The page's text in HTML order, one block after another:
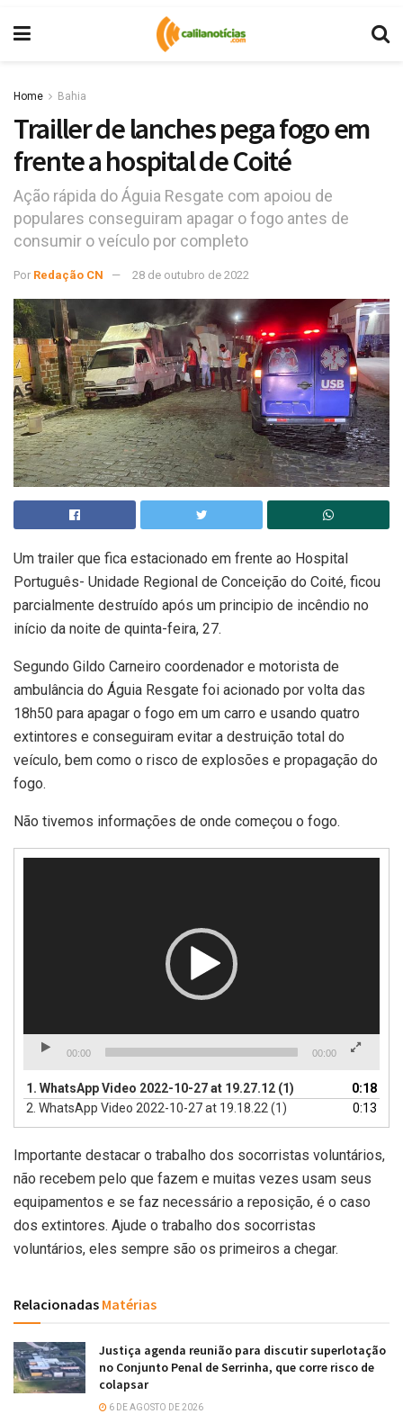
Home Bahia
Trailler de lanches pega fogo em
frente a hospital de Coité
Ação rápida do Águia Resgate com apoiou de
populares conseguiram apagar o fogo antes de
consumir o veículo por completo
Por Redação CN 28 de outubro de 2022
Um trailer que fica estacionado em frente ao Hospital
Português- Unidade Regional de Conceição do Coité, ficou
parcialmente destruído após um principio de incêndio no
início da noite de quinta-feira, 27.
Segundo Gildo Carneiro coordenador e motorista de
ambulância do Águia Resgate foi acionado por volta das
18h50 para apagar o fogo em um carro e usando quatro
extintores e conseguiram evitar a destruição total do
veículo, bem como o risco de explosões e propagação do
fogo.
Não tivemos informações de onde começou o fogo.
00:00 00:00
1. WhatsApp Video 2022-10-27 at 19.27.12 (1)
0:18
2. WhatsApp Video 2022-10-27 at 19.18.22 (1) 0:13
Importante destacar o trabalho dos socorristas voluntários,
não recebem pelo que fazem e muitas vezes usam seus
equipamentos e se faz necessário a reposição, é o caso
dos extintores. Ajude o trabalho dos socorristas
voluntários, eles sempre são os primeiros a chegar.
Relacionadas Matérias
Justiça agenda reunião para discutir superlotação
no Conjunto Penal de Serrinha, que corre risco de
colapsar
6 DE AGOSTO DE 2026